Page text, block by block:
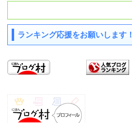
ランキング応援をお願いします！